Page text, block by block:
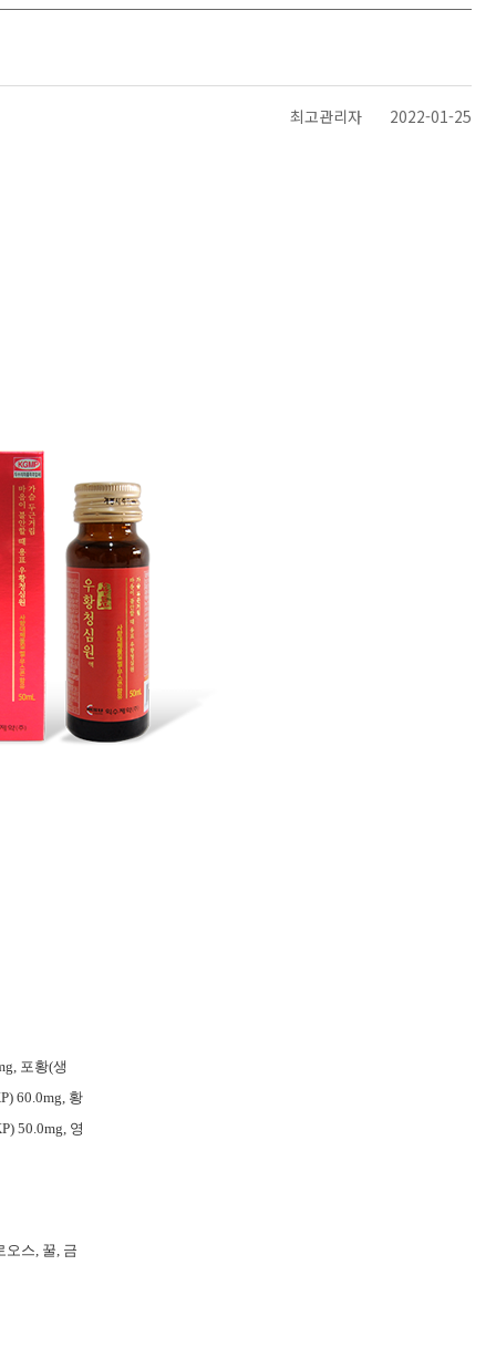
최고관리자 2022-01-25
포황(생
60.0mg, 황
50.0mg, 영
오스, 꿀, 금